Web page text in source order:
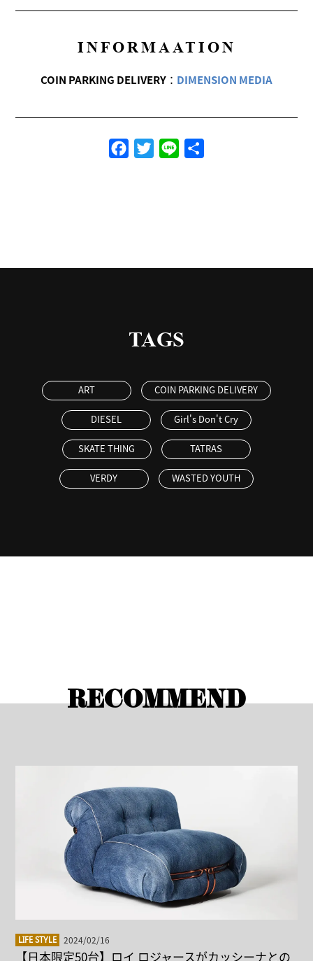
INFORMAATION
COIN PARKING DELIVERY： DIMENSION MEDIA
FacebookTwitterLine
TAGS
ART COIN PARKING DELIVERY
DIESEL Girl's Don't Cry
SKATE THING TATRAS
VERDY WASTED YOUTH
RECOMMEND
LIFE STYLE 2024/02/16
【日本限定50台】ロイ ロジャースがカッシーナとの